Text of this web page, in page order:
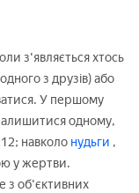
з'являється хтось
з друзів) або
У першому
одному,
навколо нудьги ,
у жертви.
з об'єктивних